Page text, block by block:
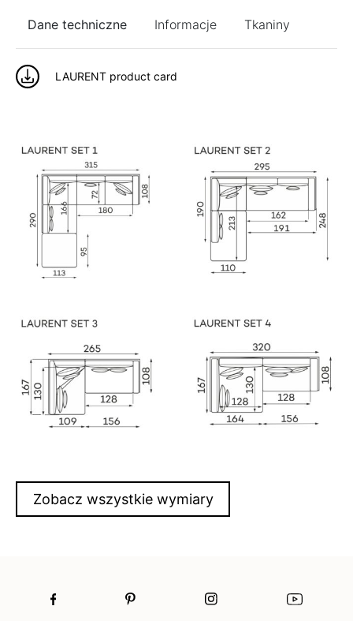
Dane techniczne Informacje Tkaniny
LAURENT product card
Zobacz wszystkie wymiary